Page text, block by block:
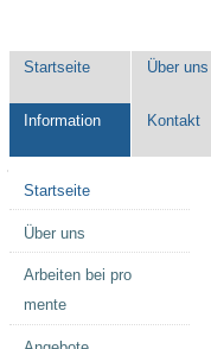
Startseite Über uns
Information Kontakt
Startseite
Über uns
Arbeiten bei pro
mente